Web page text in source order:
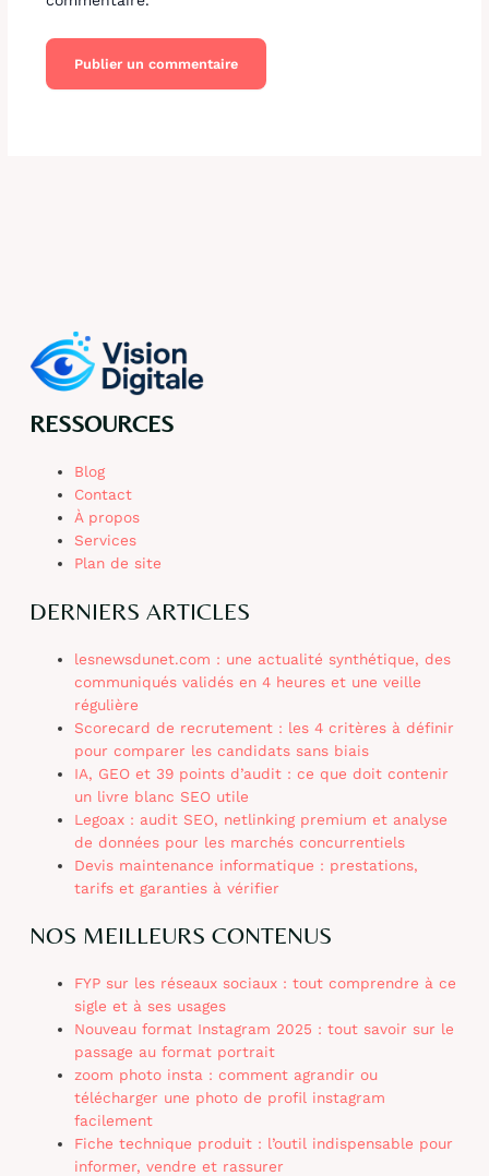
RESSOURCES
Blog
Contact
À propos
Services
Plan de site
DERNIERS ARTICLES
lesnewsdunet.com : une actualité synthétique, des
communiqués validés en 4 heures et une veille
régulière
Scorecard de recrutement : les 4 critères à définir
pour comparer les candidats sans biais
IA, GEO et 39 points d’audit : ce que doit contenir
un livre blanc SEO utile
Legoax : audit SEO, netlinking premium et analyse
de données pour les marchés concurrentiels
Devis maintenance informatique : prestations,
tarifs et garanties à vérifier
NOS MEILLEURS CONTENUS
FYP sur les réseaux sociaux : tout comprendre à ce
sigle et à ses usages
Nouveau format Instagram 2025 : tout savoir sur le
passage au format portrait
zoom photo insta : comment agrandir ou
télécharger une photo de profil instagram
facilement
Fiche technique produit : l’outil indispensable pour
informer, vendre et rassurer